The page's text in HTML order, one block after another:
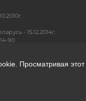
- 15.12.2014г.
90
вопросов покупателей:
Просматривая